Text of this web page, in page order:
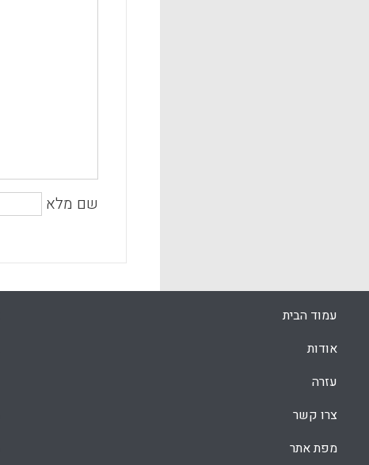
שם מלא
עמוד הבית
אודות
עזרה
צרו קשר
מפת אתר